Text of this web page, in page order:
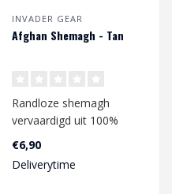
INVADER GEAR
Afghan Shemagh - Tan
Randloze shemagh
vervaardigd uit 100%
€6,90
Deliverytime